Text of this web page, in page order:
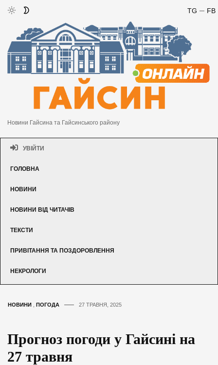
FB
TG
Новини Гайсина та Гайсинського району
УВІЙТИ
ГОЛОВНА
НОВИНИ
НОВИНИ ВІД ЧИТАЧІВ
ТЕКСТИ
ПРИВІТАННЯ ТА ПОЗДОРОВЛЕННЯ
НЕКРОЛОГИ
НОВИНИ ПОГОДА 27 ТРАВНЯ, 2025
Прогноз погоди у Гайсині на
27 травня